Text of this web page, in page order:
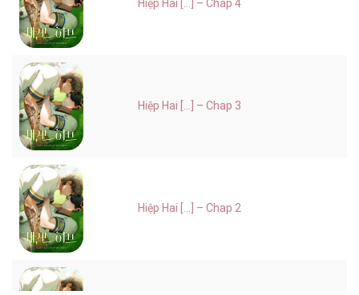
Hiệp Hai [...] – Chap 4
Hiệp Hai [...] – Chap 3
Hiệp Hai [...] – Chap 2